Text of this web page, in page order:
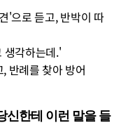
생각하는데.'
반례를 찾아 방어
신한테 이런 말을 들